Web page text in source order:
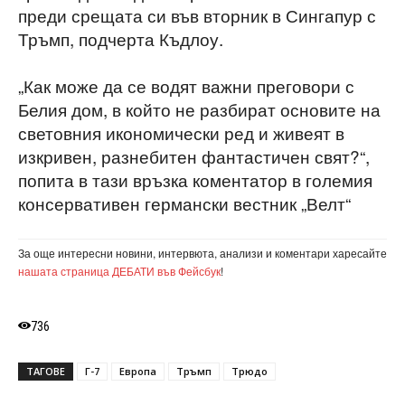
преди срещата си във вторник в Сингапур с
Тръмп, подчерта Къдлоу.
„Как може да се водят важни преговори с
Белия дом, в който не разбират основите на
световния икономически ред и живеят в
изкривен, разнебитен фантастичен свят?“,
попита в тази връзка коментатор в големия
консервативен германски вестник „Велт“
За още интересни новини, интервюта, анализи и коментари харесайте
нашата страница ДЕБАТИ във Фейсбук!
736
ТАГОВЕ Г-7 Европа Тръмп Трюдо